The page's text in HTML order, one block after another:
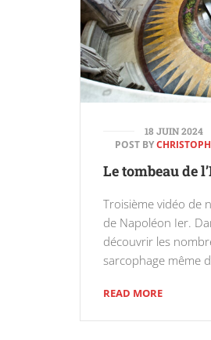
18 JUIN 2024
POST BY
Le tombeau de
Troisième vidéo de
de Napoléon Ier.
découvrir les
sarcophage même
READ MORE